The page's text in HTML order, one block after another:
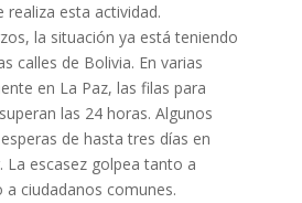
esta actividad.
la situación ya está teniendo
calles de Bolivia. En varias
en La Paz, las filas para
las 24 horas. Algunos
de hasta tres días en
La escasez golpea tanto a
ciudadanos comunes.